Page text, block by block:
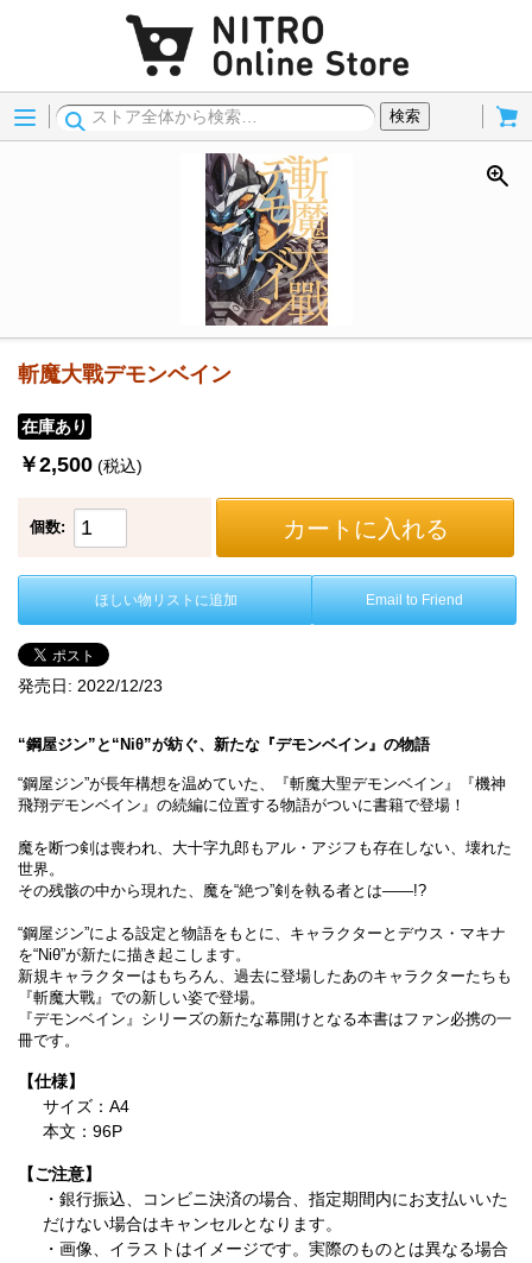
Menu
検索
斬魔大戰デモンベイン
在庫あり
￥2,500 (税込)
個数: カートに入れる
ほしい物リストに追加 Email to Friend
発売日: 2022/12/23
“鋼屋ジン”と“Niθ”が紡ぐ、新たな『デモンベイン』の物語
“鋼屋ジン”が長年構想を温めていた、『斬魔大聖デモンベイン』『機神
飛翔デモンベイン』の続編に位置する物語がついに書籍で登場！
魔を断つ剣は喪われ、大十字九郎もアル・アジフも存在しない、壊れた
世界。
その残骸の中から現れた、魔を“絶つ”剣を執る者とは――!?
“鋼屋ジン”による設定と物語をもとに、キャラクターとデウス・マキナ
を“Niθ”が新たに描き起こします。
新規キャラクターはもちろん、過去に登場したあのキャラクターたちも
『斬魔大戰』での新しい姿で登場。
『デモンベイン』シリーズの新たな幕開けとなる本書はファン必携の一
冊です。
【仕様】
サイズ：A4
本文：96P
【ご注意】
・銀行振込、コンビニ決済の場合、指定期間内にお支払いいた
だけない場合はキャンセルとなります。
・画像、イラストはイメージです。実際のものとは異なる場合